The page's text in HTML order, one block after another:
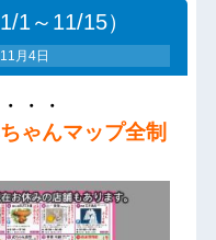
1～11/15）
月4日
・・
ゃんマップ全制